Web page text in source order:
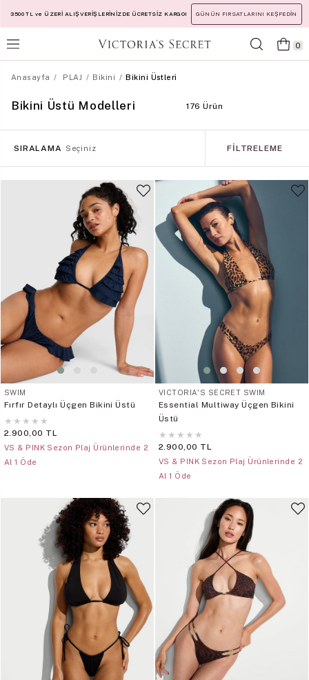
3500 TL ve ÜZERİ ALIŞVERİŞLERİNİZDE ÜCRETSİZ KARGO! GÜNÜN FIRSATLARINI KEŞFEDİN
0
Anasayfa PLAJ Bikini Bikini Üstleri
Bikini Üstü Modelleri 176 Ürün
FILTRELEME
SIRALAMA Seçiniz
SWIM
Fırfır Detaylı Üçgen Bikini Üstü
★ ★ ★ ★ ★
2.900,00 TL
VS & PINK Sezon Plaj Ürünlerinde 2
Al 1 Öde
VICTORIA'S SECRET SWIM
Essential Multiway Üçgen Bikini
Üstü
★ ★ ★ ★ ★
2.900,00 TL
VS & PINK Sezon Plaj Ürünlerinde 2
Al 1 Öde